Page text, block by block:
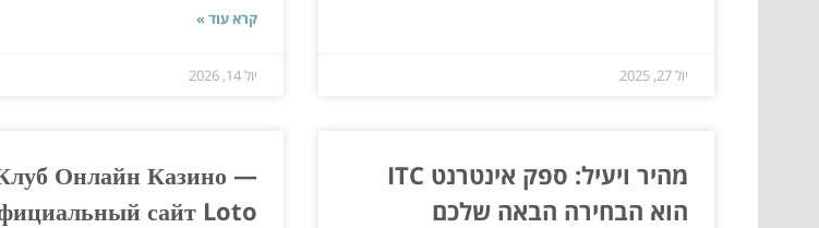
יול 27, 2025
קרא עוד »
יול 14, 2026
מהיר ויעיל: ספק אינטרנט ITC
הוא הבחירה הבאה שלכם
Онлайн Казино —
сайт Loto